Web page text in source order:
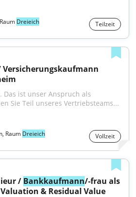
Dreieich Teilzeit
Versicherungskaufmann
Das ist unser Anspruch als
Sie Teil unseres Vertriebsteams...
Raum Dreieich Vollzeit
/ Bankkaufmann/-frau als
& Residual Value